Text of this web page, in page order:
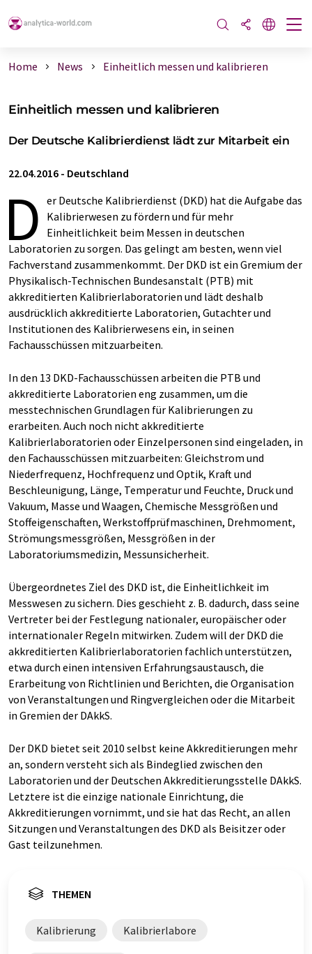
Home News Einheitlich messen und kalibrieren
Einheitlich messen und kalibrieren
Der Deutsche Kalibrierdienst lädt zur Mitarbeit ein
22.04.2016 - Deutschland
D er Deutsche Kalibrierdienst (DKD) hat die Aufgabe das
Kalibrierwesen zu fördern und für mehr
Einheitlichkeit beim Messen in deutschen
Laboratorien zu sorgen. Das gelingt am besten, wenn viel
Fachverstand zusammenkommt. Der DKD ist ein Gremium der
Physikalisch-Technischen Bundesanstalt (PTB) mit
akkreditierten Kalibrierlaboratorien und lädt deshalb
ausdrücklich akkreditierte Laboratorien, Gutachter und
Institutionen des Kalibrierwesens ein, in seinen
Fachausschüssen mitzuarbeiten.
In den 13 DKD-Fachausschüssen arbeiten die PTB und
akkreditierte Laboratorien eng zusammen, um die
messtechnischen Grundlagen für Kalibrierungen zu
erarbeiten. Auch noch nicht akkreditierte
Kalibrierlaboratorien oder Einzelpersonen sind eingeladen, in
den Fachausschüssen mitzuarbeiten: Gleichstrom und
Niederfrequenz, Hochfrequenz und Optik, Kraft und
Beschleunigung, Länge, Temperatur und Feuchte, Druck und
Vakuum, Masse und Waagen, Chemische Messgrößen und
Stoffeigenschaften, Werkstoffprüfmaschinen, Drehmoment,
Strömungsmessgrößen, Messgrößen in der
Laboratoriumsmedizin, Messunsicherheit.
Übergeordnetes Ziel des DKD ist, die Einheitlichkeit im
Messwesen zu sichern. Dies geschieht z. B. dadurch, dass seine
Vertreter bei der Festlegung nationaler, europäischer oder
internationaler Regeln mitwirken. Zudem will der DKD die
akkreditierten Kalibrierlaboratorien fachlich unterstützen,
etwa durch einen intensiven Erfahrungsaustausch, die
Erarbeitung von Richtlinien und Berichten, die Organisation
von Veranstaltungen und Ringvergleichen oder die Mitarbeit
in Gremien der DAkkS.
Der DKD bietet seit 2010 selbst keine Akkreditierungen mehr
an, sondern versteht sich als Bindeglied zwischen den
Laboratorien und der Deutschen Akkreditierungsstelle DAkkS.
Letztere ist die einzige nationale Einrichtung, die
Akkreditierungen vornimmt, und sie hat das Recht, an allen
Sitzungen und Veranstaltungen des DKD als Beisitzer oder
Gast teilzunehmen.
THEMEN
Kalibrierung Kalibrierlabore